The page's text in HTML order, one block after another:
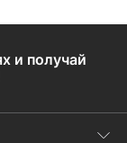
и получай